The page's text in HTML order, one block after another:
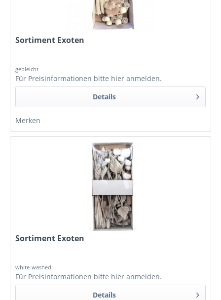
Sortiment Exoten
gebleicht
Für Preisinformationen bitte hier anmelden.
Details
Merken
Sortiment Exoten
white-washed
Für Preisinformationen bitte hier anmelden.
Details